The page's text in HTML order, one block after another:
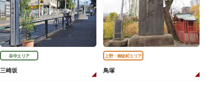
谷中エリア
三崎坂
上野・御徒町エリア
鳥塚